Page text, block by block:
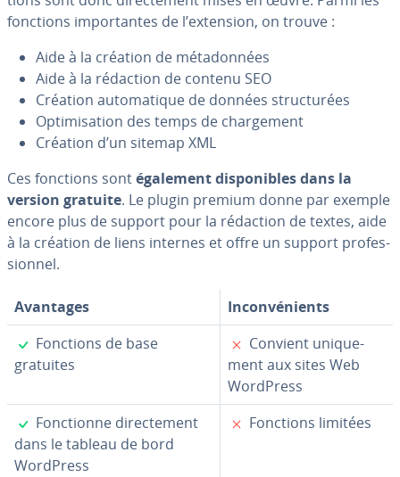
fonctions im­por­tantes de l’extension, on trouve :
Aide à la création de mé­ta­don­nées
Aide à la rédaction de contenu SEO
Création au­to­ma­tique de données struc­tu­rées
Op­ti­mi­sa­tion des temps de char­ge­ment
Création d’un sitemap XML
Ces fonctions sontégalement dis­po­nibles dans la
version gratuite. Le plugin premium donne par exemple
encore plus de support pour la rédaction de textes, aide
à la création de liens internes et offre un support pro­fes­
sion­nel.
Avantages
In­con­vé­nients
✓
Fonctions de base
gratuites
✗
Convient uni­que­
ment aux sites Web
WordPress
✓
Fonc­tionne di­rec­te­ment
dans le tableau de bord
WordPress
✗
Fonctions limitées